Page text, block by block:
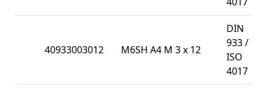
40933003012 M6SH A4 M 3 x 12
DIN
933 /
ISO
4017